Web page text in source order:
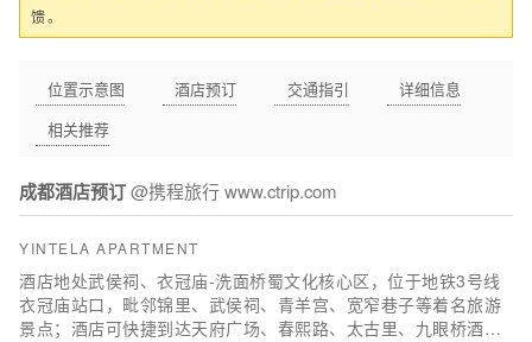
馈。
位置示意图 酒店预订 交通指引
详细信息
相关推荐
成都酒店预订@携程旅行 www.ctrip.com
YINTELA APARTMENT
酒店地处武侯祠、衣冠庙-洗面桥蜀文化核心区，位于地铁3号线
衣冠庙站口，毗邻锦里、武侯祠、青羊宫、宽窄巷子等着名旅游
景点；酒店可快捷到达天府广场、春熙路、太古里、九眼桥酒吧